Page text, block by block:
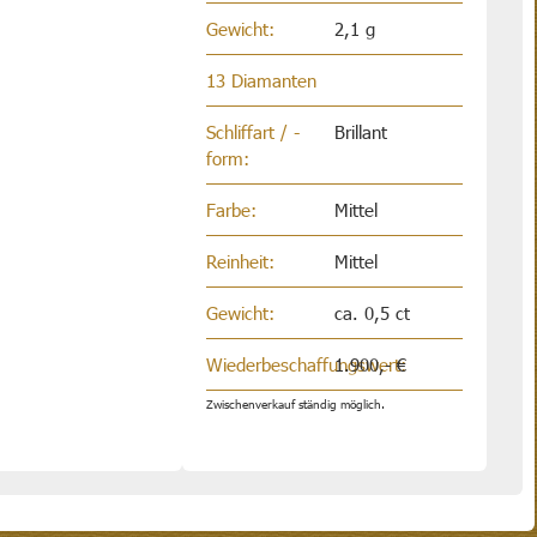
Gewicht: 2,1 g
13 Diamanten
Schliffart / -
form:
Brillant
Farbe: Mittel
Reinheit: Mittel
Gewicht: ca. 0,5 ct
Wiederbeschaffungswert:
1.900,- €
Zwischenverkauf ständig möglich.